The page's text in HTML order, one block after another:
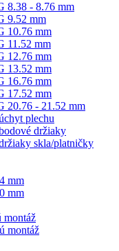
8.38 - 8.76 mm
9.52 mm
10.76 mm
11.52 mm
12.76 mm
13.52 mm
16.76 mm
17.52 mm
20.76 - 21.52 mm
plechu
držiaky
skla/platničky
mm
mm
montáž